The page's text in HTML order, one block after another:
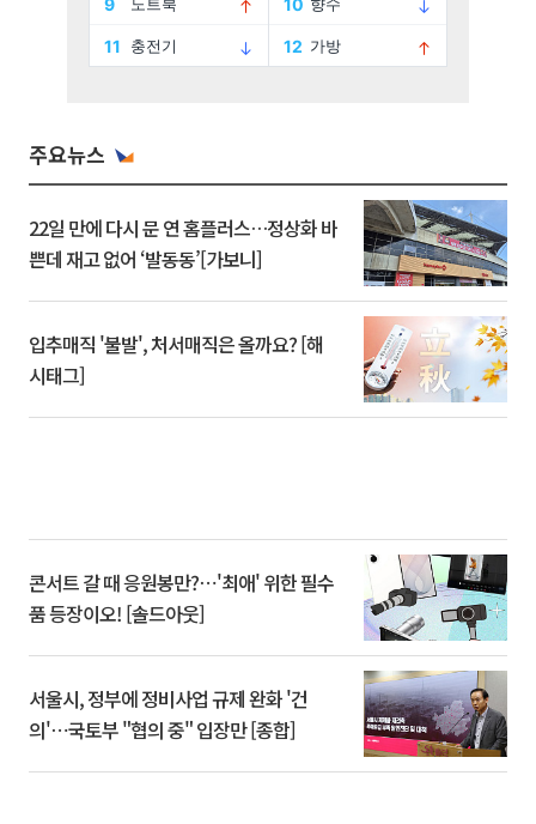
주요뉴스
22일 만에 다시 문 연 홈플러스…정상화 바
쁜데 재고 없어 ‘발동동’[가보니]
입추매직 '불발', 처서매직은 올까요? [해
시태그]
콘서트 갈 때 응원봉만?⋯'최애' 위한 필수
품 등장이오! [솔드아웃]
서울시, 정부에 정비사업 규제 완화 '건
의'⋯국토부 "협의 중" 입장만 [종합]